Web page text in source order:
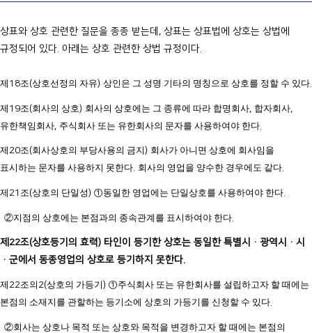
상표와 상호 관련한 질문을 종종 받는데, 상표는 상표법에 상호는 상법에
규정되어 있다. 아래는 상호 관련한 상법 규정이다.
제 18조(상호선정의 자유) 상인은 그 성명 기타의 명칭으로 상호를 정할 수 있다
제 19조(회사의 상호) 회사의 상호에는 그 종류에 따라 합명회사, 합자회사,
유한책임회사, 주식회사 또는 유한회사의 문자를 사용하여야 한다
제 20조(회사상호의 부당사용의 금지) 회사가 아니면 상호에 회사임을
표시하는 문자를 사용하지 못한다. 회사의 영업을 양수한 경우에도 같다.
제 21 조(상호의 단일성) ①동일한 영업에는 단일상호를 사용하여야 한다
②지점의 상호에는 본점과의 종속관계를 표시하여야 한다
제 22조(상호등기의 효력) 타인이 등기한 상호는 동일한 특별시 · 광역시 · 시
· 군에서 동종영업의 상호로 등기하지 못한다.
제 22조의 2(상호의 가등기) ①주식회사 또는 유한회사를 설립하고자 할 때에는
본점의 소재지를 관할하는 등기소에 상호의 가등기를 신청할 수 있다
②회사는 상호나 목적 또는 상호와 목적을 변경하고자 할 때에는 본점의